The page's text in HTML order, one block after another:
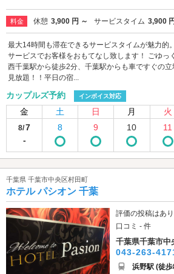
料金 休憩 3,900 円 ～ サービスタイム 3,900
最大14時間も滞在できるサービスタイムが魅力的
サービスでお客様をおもてなし致します！ ごゆっ
西千葉駅から徒歩2分、千葉駅からも車ですぐの
見放題！！平日の宿...
カップルズ予約 インボイス対応
金 土 日 月 火
8/7
-
8 9 10 11
千葉県 千葉市中央区村田町
ホテル パシオン 千葉
評価の投稿はあり
口コミ - 件
千葉県千葉市中
043-263-
浜野駅 (徒